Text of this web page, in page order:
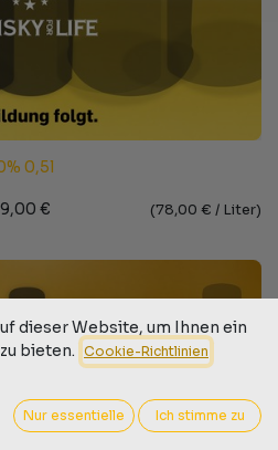
0,5l
€ (78,00 € / Liter)
dieser Website, um Ihnen ein
bieten. Cookie-Richtlinien
Nur essentielle Ich stimme zu